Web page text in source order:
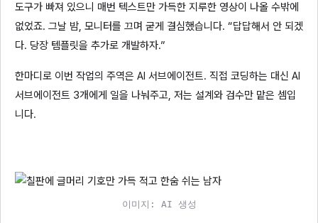
도구가 빠져 있으니 매번 텍스트만 가득한 지루한 영상이 나올 수밖에
없었죠. 그날 밤, 모니터를 끄며 굳게 결심했습니다. “답답해서 안 되겠
다. 당장 템플릿을 추가로 개발하자.”
한마디로 이번 작업의 주역은 AI 서브에이전트. 직접 코딩하는 대신 AI
서브에이전트 3개에게 일을 나눠주고, 저는 설계와 검수만 맡은 셈입
니다.
이미지: AI 생성